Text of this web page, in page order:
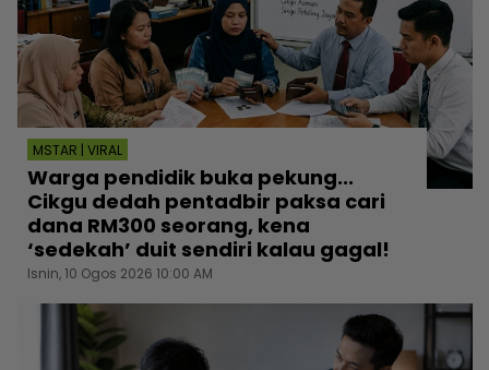
MSTAR | VIRAL
Warga pendidik buka pekung...
Cikgu dedah pentadbir paksa cari
dana RM300 seorang, kena
‘sedekah’ duit sendiri kalau gagal!
Isnin, 10 Ogos 2026 10:00 AM